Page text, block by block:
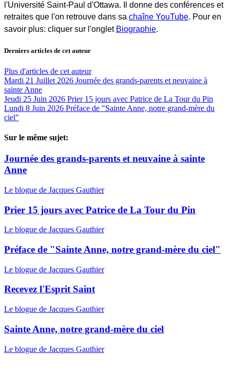
l'Université Saint-Paul d'Ottawa. Il donne des conférences et
retraites que l'on retrouve dans sa chaîne YouTube. Pour en
savoir plus: cliquer sur l'onglet Biographie.
Derniers articles de cet auteur
Plus d'articles de cet auteur
Mardi 21 Juillet 2026 Journée des grands-parents et neuvaine à
sainte Anne
Jeudi 25 Juin 2026 Prier 15 jours avec Patrice de La Tour du Pin
Lundi 8 Juin 2026 Préface de "Sainte Anne, notre grand-mère du
ciel"
Sur le même sujet:
Journée des grands-parents et neuvaine à sainte
Anne
Le blogue de Jacques Gauthier
Prier 15 jours avec Patrice de La Tour du Pin
Le blogue de Jacques Gauthier
Préface de "Sainte Anne, notre grand-mère du ciel"
Le blogue de Jacques Gauthier
Recevez l'Esprit Saint
Le blogue de Jacques Gauthier
Sainte Anne, notre grand-mère du ciel
Le blogue de Jacques Gauthier